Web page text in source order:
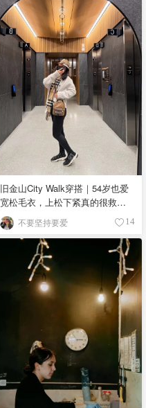
旧金山City Walk穿搭｜54岁也爱
宽松毛衣，上松下紧真的很救比
例
不要坚持要爱 14